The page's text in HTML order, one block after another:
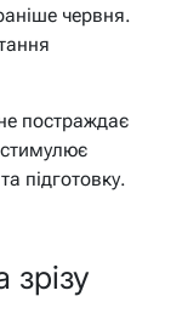
червня.
постраждає
стимулює
підготовку.
зрізу